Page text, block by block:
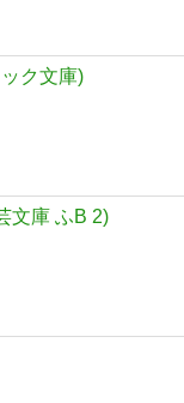
ク文庫)
文庫 ふB 2)